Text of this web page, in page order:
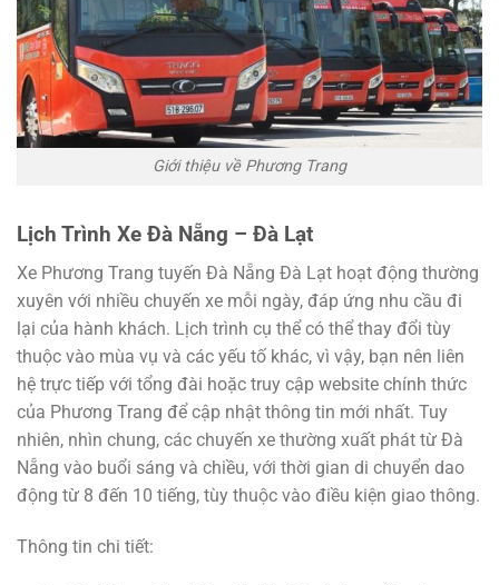
Giới thiệu về Phương Trang
Lịch Trình Xe Đà Nẵng – Đà Lạt
Xe Phương Trang tuyến Đà Nẵng Đà Lạt hoạt động thường
xuyên với nhiều chuyến xe mỗi ngày, đáp ứng nhu cầu đi
lại của hành khách. Lịch trình cụ thể có thể thay đổi tùy
thuộc vào mùa vụ và các yếu tố khác, vì vậy, bạn nên liên
hệ trực tiếp với tổng đài hoặc truy cập website chính thức
của Phương Trang để cập nhật thông tin mới nhất. Tuy
nhiên, nhìn chung, các chuyến xe thường xuất phát từ Đà
Nẵng vào buổi sáng và chiều, với thời gian di chuyển dao
động từ 8 đến 10 tiếng, tùy thuộc vào điều kiện giao thông.
Thông tin chi tiết: